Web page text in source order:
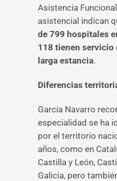
Asistencia
asistencial indican
de 799 hospitales
118 tienen servicio
larga estancia.
Diferencias
García Navarro
especialidad se ha
por el territorio
años, como en
Castilla y León,
Galicia, pero